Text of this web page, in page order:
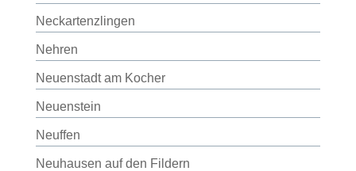
Neckartenzlingen
Nehren
Neuenstadt am Kocher
Neuenstein
Neuffen
Neuhausen auf den Fildern